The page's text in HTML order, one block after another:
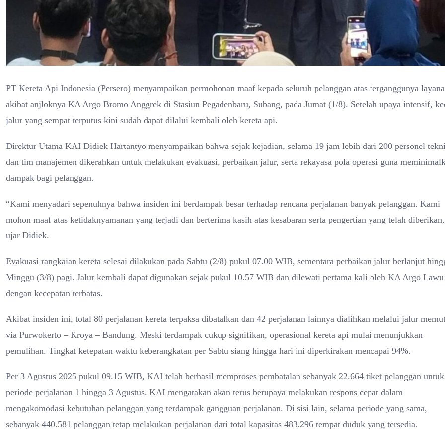
PT Kereta Api Indonesia (Persero) menyampaikan permohonan maaf kepada seluruh pelanggan atas terganggunya
akibat anjloknya KA Argo Bromo Anggrek di Stasiun Pegadenbaru, Subang, pada Jumat (1/8). Setelah upaya intensif,
jalur yang sempat terputus kini sudah dapat dilalui kembali oleh kereta api.
Direktur Utama KAI Didiek Hartantyo menyampaikan bahwa sejak kejadian, selama 19 jam lebih dari 200 personel
dan tim manajemen dikerahkan untuk melakukan evakuasi, perbaikan jalur, serta rekayasa pola operasi guna
dampak bagi pelanggan.
“Kami menyadari sepenuhnya bahwa insiden ini berdampak besar terhadap rencana perjalanan banyak pelanggan. Kami
mohon maaf atas ketidaknyamanan yang terjadi dan berterima kasih atas kesabaran serta pengertian yang telah
ujar Didiek.
Evakuasi rangkaian kereta selesai dilakukan pada Sabtu (2/8) pukul 07.00 WIB, sementara perbaikan jalur berlanjut
Minggu (3/8) pagi. Jalur kembali dapat digunakan sejak pukul 10.57 WIB dan dilewati pertama kali oleh KA Argo Lawu
dengan kecepatan terbatas.
Akibat insiden ini, total 80 perjalanan kereta terpaksa dibatalkan dan 42 perjalanan lainnya dialihkan melalui jalur
via Purwokerto – Kroya – Bandung. Meski terdampak cukup signifikan, operasional kereta api mulai menunjukkan
pemulihan. Tingkat ketepatan waktu keberangkatan per Sabtu siang hingga hari ini diperkirakan mencapai 94%.
Per 3 Agustus 2025 pukul 09.15 WIB, KAI telah berhasil memproses pembatalan sebanyak 22.664 tiket pelanggan untuk
periode perjalanan 1 hingga 3 Agustus. KAI mengatakan akan terus berupaya melakukan respons cepat dalam
mengakomodasi kebutuhan pelanggan yang terdampak gangguan perjalanan. Di sisi lain, selama periode yang sama,
sebanyak 440.581 pelanggan tetap melakukan perjalanan dari total kapasitas 483.296 tempat duduk yang tersedia.